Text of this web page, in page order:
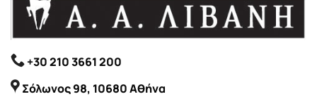
+30 210 3661 200
Σόλωνος 98, 10680 Αθήνα